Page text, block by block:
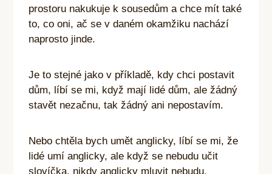
prostoru nakukuje k sousedům a chce mít také
to, co oni, ač se v daném okamžiku nachází
naprosto jinde.
Je to stejné jako v příkladě, kdy chci postavit
dům, líbí se mi, když mají lidé dům, ale žádný
stavět nezačnu, tak žádný ani nepostavím.
Nebo chtěla bych umět anglicky, líbí se mi, že
lidé umí anglicky, ale když se nebudu učit
slovíčka, nikdy anglicky mluvit nebudu.